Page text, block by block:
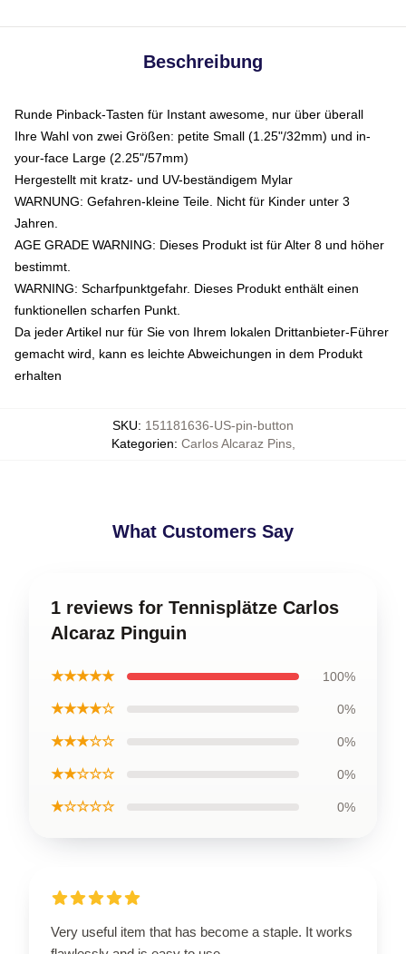
Beschreibung
Runde Pinback-Tasten für Instant awesome, nur über überall
Ihre Wahl von zwei Größen: petite Small (1.25"/32mm) und in-
your-face Large (2.25"/57mm)
Hergestellt mit kratz- und UV-beständigem Mylar
WARNUNG: Gefahren-kleine Teile. Nicht für Kinder unter 3
Jahren.
AGE GRADE WARNING: Dieses Produkt ist für Alter 8 und höher
bestimmt.
WARNING: Scharfpunktgefahr. Dieses Produkt enthält einen
funktionellen scharfen Punkt.
Da jeder Artikel nur für Sie von Ihrem lokalen Drittanbieter-Führer
gemacht wird, kann es leichte Abweichungen in dem Produkt
erhalten
SKU: 151181636-US-pin-button
Kategorien: Carlos Alcaraz Pins,
What Customers Say
1 reviews for Tennisplätze Carlos
Alcaraz Pinguin
★★★★★ 100%
★★★★☆ 0%
★★★☆☆ 0%
★★☆☆☆ 0%
★☆☆☆☆ 0%
Very useful item that has become a staple. It works